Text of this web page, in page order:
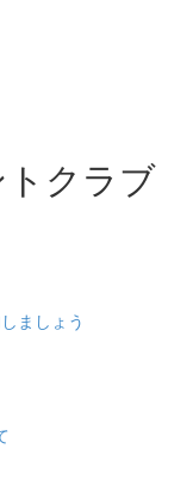
クラブ
ましょう